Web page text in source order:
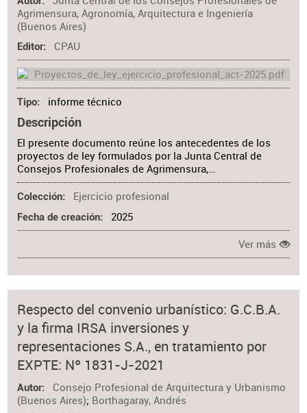
Agrimensura, Agronomía, Arquitectura e Ingeniería
(Buenos Aires)
Editor CPAU
Tipo informe técnico
Descripción
El presente documento reúne los antecedentes de los
proyectos de ley formulados por la Junta Central de
Consejos Profesionales de Agrimensura,…
Colección Ejercicio profesional
Fecha de creación 2025
Ver más
Respecto del convenio urbanístico: G.C.B.A.
y la firma IRSA inversiones y
representaciones S.A., en tratamiento por
EXPTE: Nº 1831-J-2021
Autor
Consejo Profesional de Arquitectura y Urbanismo
(Buenos Aires); Borthagaray, Andrés